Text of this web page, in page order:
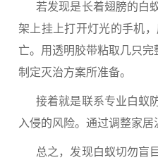
若发现是长着翅膀的白蚁
架上挂上打开灯光的手机
亡。 用透明胶带粘取几只
制定灭治方案所准备。
接着就是联系专业白蚁防
入侵的风险。通过调整家
总之，发现白蚁切勿盲目